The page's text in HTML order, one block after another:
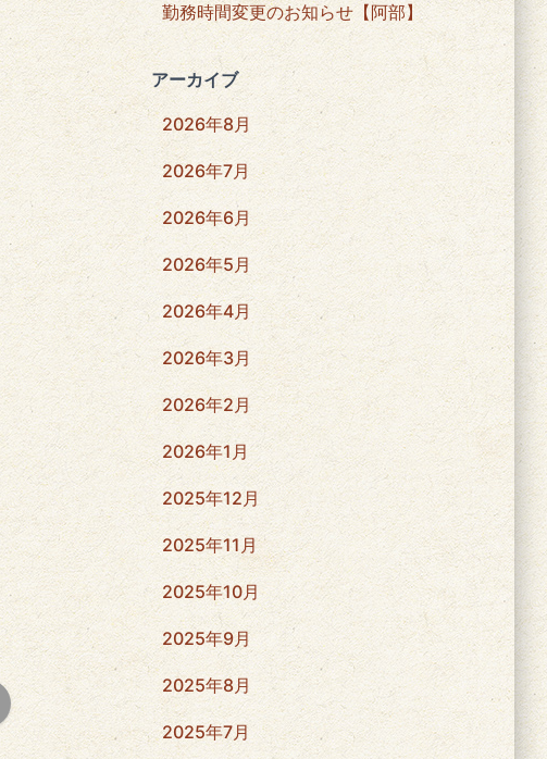
勤務時間変更のお知らせ【阿部】
アーカイブ
2026年8月
2026年7月
2026年6月
2026年5月
2026年4月
2026年3月
2026年2月
2026年1月
2025年12月
2025年11月
2025年10月
2025年9月
2025年8月
2025年7月